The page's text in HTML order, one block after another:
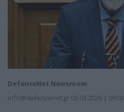
DefenceNet Newsroom
info@defencenet.gr 03.03.2026 | 09:03